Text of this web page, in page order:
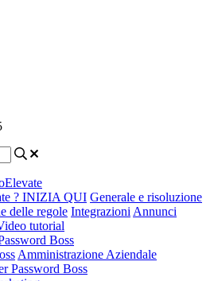
? INIZIA QUI Generale e risoluzione
delle regole Integrazioni Annunci
tutorial
Boss
Amministrazione Aziendale
Password Boss